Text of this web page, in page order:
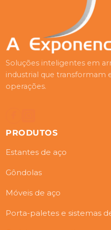
Soluções inteligentes em
industrial que transformam
operações.
PRODUTOS
Estantes de aço
Gôndolas
Móveis de aço
Porta-paletes e sistemas